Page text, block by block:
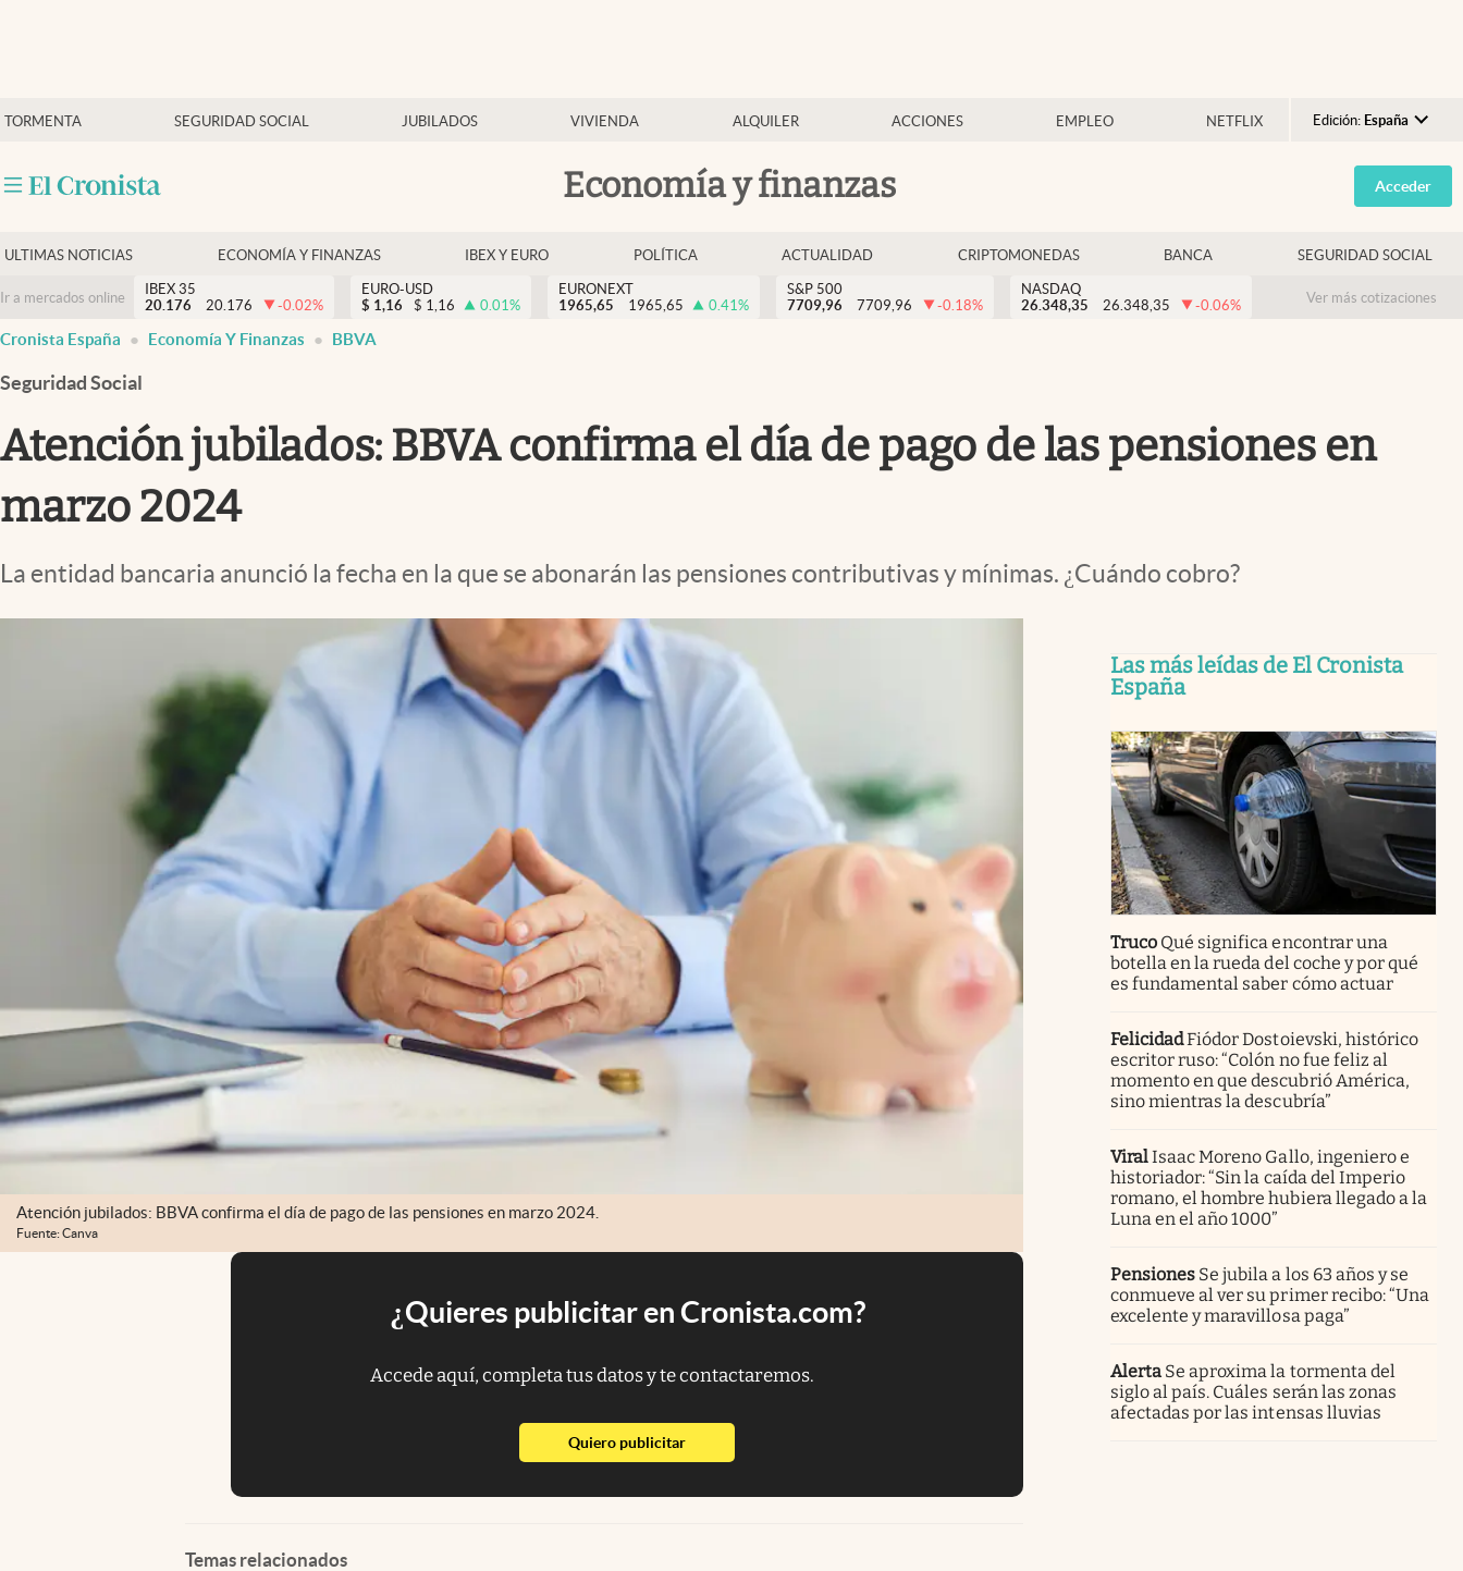
TORMENTA SEGURIDAD SOCIAL JUBILADOS VIVIENDA ALQUILER ACCIONES EMPLEO NETFLIX Edición: España
Argentina
España
USA
Colombia
Economía y finanzas
Economía y finanzas
Criptomonedas
Acceder
ULTIMAS NOTICIAS ECONOMÍA Y FINANZAS IBEX Y EURO POLÍTICA ACTUALIDAD CRIPTOMONEDAS BANCA SEGURIDAD SOCIAL
Ir a mercados online
IBEX 35
20.176
20.176 -0.02%
EURO-USD
$ 1,16 $ 1,16 0.01%
EURONEXT
1965,65
1965,65 0.41%
S&P 500
7709,96
7709,96 -0.18%
NASDAQ
26.348,35
26.348,35 -0.06% Ver más cotizaciones
Cronista España Economía Y Finanzas BBVA
Seguridad Social
Atención jubilados: BBVA confirma el día de pago de las pensiones en
marzo 2024
La entidad bancaria anunció la fecha en la que se abonarán las pensiones contributivas y mínimas. ¿Cuándo cobro?
Atención jubilados: BBVA confirma el día de pago de las pensiones en marzo 2024.
Fuente: Canva
¿Quieres publicitar en Cronista.com?
Accede aquí, completa tus datos y te contactaremos.
Quiero publicitarabre en nueva pestaña
Temas relacionados
Las más leídas de El Cronista
España
Truco Qué significa encontrar una
botella en la rueda del coche y por qué
es fundamental saber cómo actuar
FelicidadFiódor Dostoievski, histórico
escritor ruso: “Colón no fue feliz al
momento en que descubrió América,
sino mientras la descubría”
ViralIsaac Moreno Gallo, ingeniero e
historiador: “Sin la caída del Imperio
romano, el hombre hubiera llegado a la
Luna en el año 1000”
Pensiones Se jubila a los 63 años y se
conmueve al ver su primer recibo: “Una
excelente y maravillosa paga”
Alerta Se aproxima la tormenta del
siglo al país. Cuáles serán las zonas
afectadas por las intensas lluvias